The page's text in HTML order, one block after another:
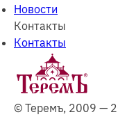
Новости
Контакты
Контакты
© Теремъ, 2009 —